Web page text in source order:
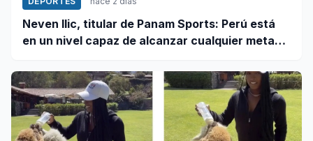
Neven Ilic, titular de Panam Sports: Perú está
en un nivel capaz de alcanzar cualquier meta